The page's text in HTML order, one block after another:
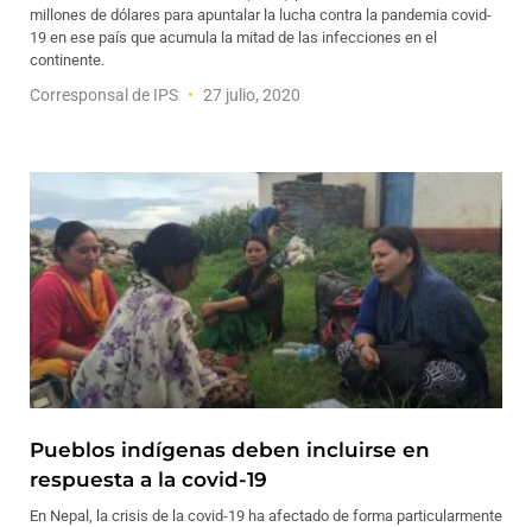
millones de dólares para apuntalar la lucha contra la pandemia covid-
19 en ese país que acumula la mitad de las infecciones en el
continente.
Corresponsal de IPS 27 julio, 2020
Pueblos indígenas deben incluirse en
respuesta a la covid-19
En Nepal, la crisis de la covid-19 ha afectado de forma particularmente